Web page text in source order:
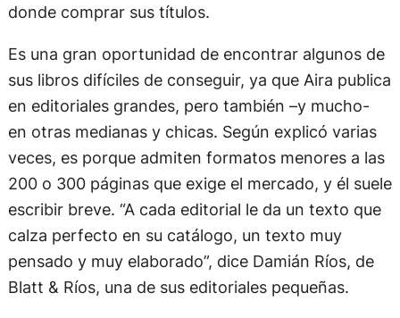
donde comprar sus títulos.
Es una gran oportunidad de encontrar algunos de
sus libros difíciles de conseguir, ya que Aira publica
en editoriales grandes, pero también –y mucho-
en otras medianas y chicas. Según explicó varias
veces, es porque admiten formatos menores a las
200 o 300 páginas que exige el mercado, y él suele
escribir breve. “A cada editorial le da un texto que
calza perfecto en su catálogo, un texto muy
pensado y muy elaborado”, dice Damián Ríos, de
Blatt & Ríos, una de sus editoriales pequeñas.